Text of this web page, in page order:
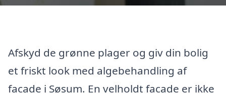
Afskyd de grønne plager og giv din bolig
et friskt look med algebehandling af
facade i Søsum. En velholdt facade er ikke